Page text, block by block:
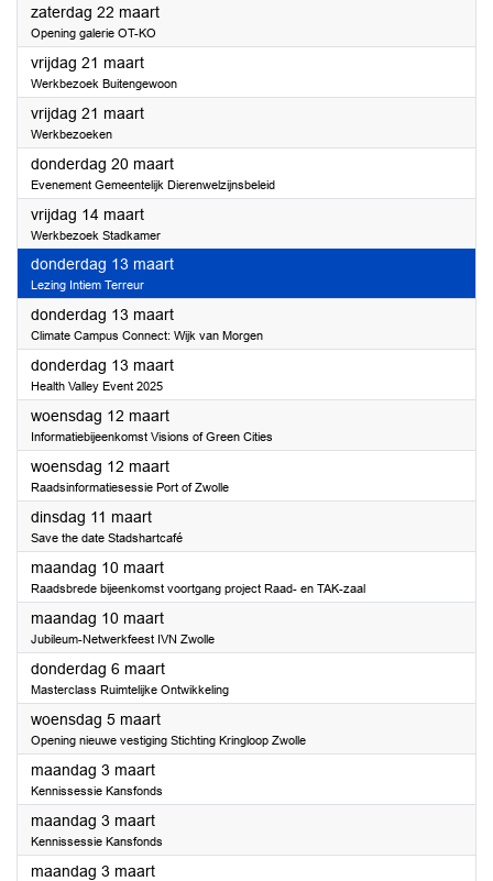
zaterdag 22 maart2025
Opening galerie OT-KO
vrijdag 21 maart2025
Werkbezoek Buitengewoon
vrijdag 21 maart2025
Werkbezoeken
donderdag 20 maart2025
Evenement Gemeentelijk Dierenwelzijnsbeleid
vrijdag 14 maart2025
Werkbezoek Stadkamer
donderdag 13 maart2025
Lezing Intiem Terreur
donderdag 13 maart2025
Climate Campus Connect: Wijk van Morgen
donderdag 13 maart2025
Health Valley Event 2025
woensdag 12 maart2025
Informatiebijeenkomst Visions of Green Cities
woensdag 12 maart2025
Raadsinformatiesessie Port of Zwolle
dinsdag 11 maart2025
Save the date Stadshartcafé
maandag 10 maart2025
Raadsbrede bijeenkomst voortgang project Raad- en TAK-zaal
maandag 10 maart2025
Jubileum-Netwerkfeest IVN Zwolle
donderdag 6 maart2025
Masterclass Ruimtelijke Ontwikkeling
woensdag 5 maart2025
Opening nieuwe vestiging Stichting Kringloop Zwolle
maandag 3 maart2025
Kennissessie Kansfonds
maandag 3 maart2025
Kennissessie Kansfonds
maandag 3 maart2025